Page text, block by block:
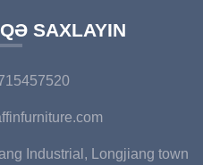
SAXLAYIN
Industrial, Longjiang town